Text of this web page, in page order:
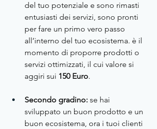
del tuo potenziale e sono rimasti
entusiasti dei servizi, sono pronti
per fare un primo vero passo
all’interno del tuo ecosistema. è il
momento di proporre prodotti o
servizi ottimizzati, il cui valore si
aggiri sui 150 Euro.
Secondo gradino: se hai
sviluppato un buon prodotto e un
buon ecosistema, ora i tuoi clienti